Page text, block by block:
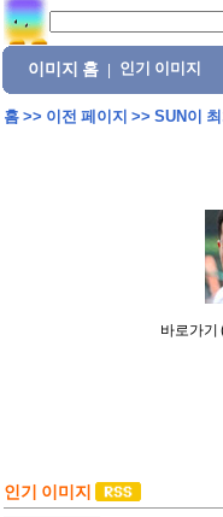
이미지 홈 인기 이미지
홈>> 이전 페이지 >> SUN이
바로가기
인기 이미지